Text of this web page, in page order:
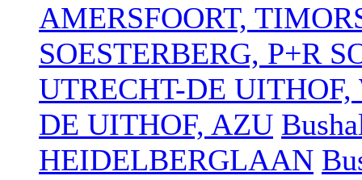
AMERSFOORT,
SOESTERBERG, P+R
UTRECHT-DE
DE UITHOF, AZU
HEIDELBERGLAAN